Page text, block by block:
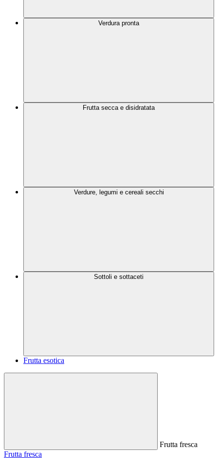
Verdura pronta
Frutta secca e disidratata
Verdure, legumi e cereali secchi
Sottoli e sottaceti
Frutta esotica
Frutta fresca
Frutta fresca